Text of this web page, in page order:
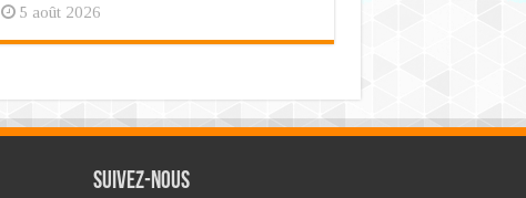
5 août 2026
Suivez-nous